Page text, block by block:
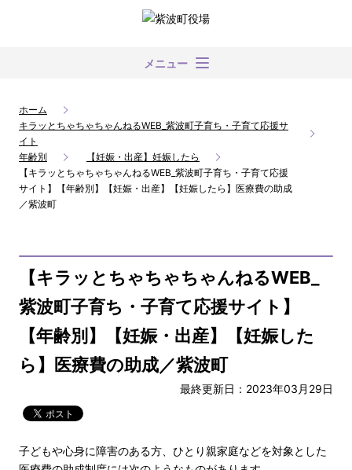
メニュー
ホーム
キラッとちゃちゃちゃんねるWEB_紫波町子育ち・子育て応援サ
イト
年齢別
【妊娠・出産】妊娠したら
【キラッとちゃちゃちゃんねるWEB_紫波町子育ち・子育て応援
サイト】【年齢別】【妊娠・出産】【妊娠したら】医療費の助成
／紫波町
【キラッとちゃちゃちゃんねるWEB_
紫波町子育ち・子育て応援サイト】
【年齢別】【妊娠・出産】【妊娠した
ら】医療費の助成／紫波町
最終更新日：2023年03月29日
子どもや心身に障害のある方、ひとり親家庭などを対象とした